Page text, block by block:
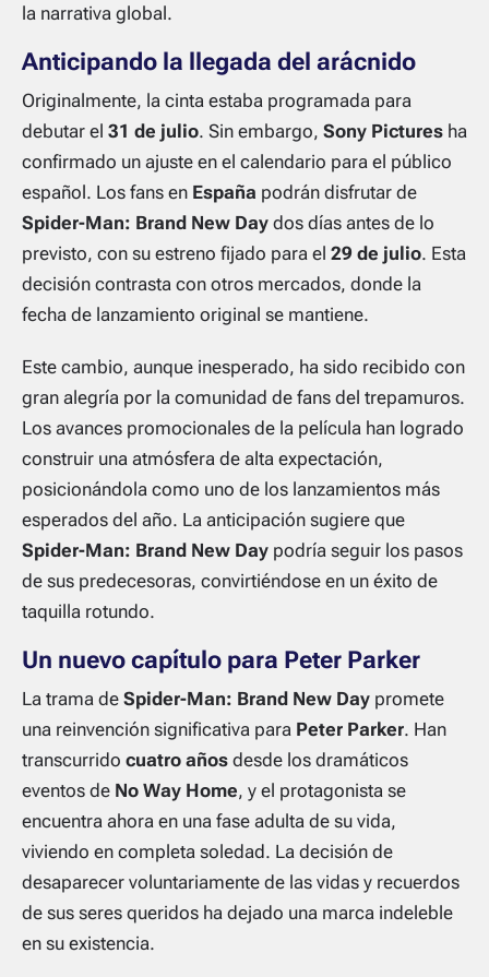
la narrativa global.
Anticipando la llegada del arácnido
Originalmente, la cinta estaba programada para
debutar el 31 de julio. Sin embargo, Sony Pictures ha
confirmado un ajuste en el calendario para el público
español. Los fans en España podrán disfrutar de
Spider-Man: Brand New Day dos días antes de lo
previsto, con su estreno fijado para el 29 de julio. Esta
decisión contrasta con otros mercados, donde la
fecha de lanzamiento original se mantiene.
Este cambio, aunque inesperado, ha sido recibido con
gran alegría por la comunidad de fans del trepamuros.
Los avances promocionales de la película han logrado
construir una atmósfera de alta expectación,
posicionándola como uno de los lanzamientos más
esperados del año. La anticipación sugiere que
Spider-Man: Brand New Day podría seguir los pasos
de sus predecesoras, convirtiéndose en un éxito de
taquilla rotundo.
Un nuevo capítulo para Peter Parker
La trama de Spider-Man: Brand New Day promete
una reinvención significativa para Peter Parker. Han
transcurrido cuatro años desde los dramáticos
eventos de No Way Home, y el protagonista se
encuentra ahora en una fase adulta de su vida,
viviendo en completa soledad. La decisión de
desaparecer voluntariamente de las vidas y recuerdos
de sus seres queridos ha dejado una marca indeleble
en su existencia.